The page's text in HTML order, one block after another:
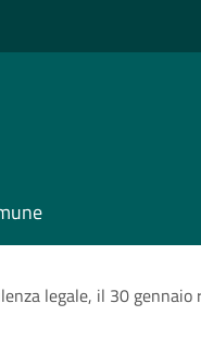
legale, il 30